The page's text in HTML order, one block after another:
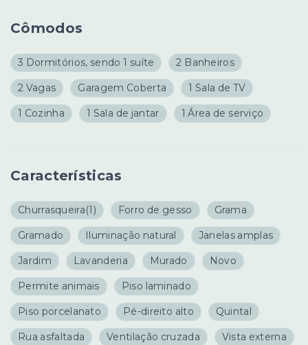
Cômodos
3 Dormitórios, sendo 1 suíte 2 Banheiros
2 Vagas Garagem Coberta 1 Sala de TV
1 Cozinha 1 Sala de jantar 1 Área de serviço
Características
Churrasqueira(1) Forro de gesso Grama
Gramado Iluminação natural Janelas amplas
Jardim Lavanderia Murado Novo
Permite animais Piso laminado
Piso porcelanato Pé-direito alto Quintal
Rua asfaltada Ventilação cruzada Vista externa